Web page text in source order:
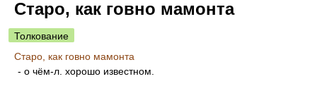
Старо, как говно мамонта
Толкование
Старо, как говно мамонта
- о чём-л. хорошо известном.